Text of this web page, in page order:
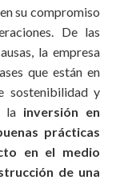
su compromiso
De las
la empresa
que están en
sostenibilidad y
la inversión en
prácticas
en el medio
de una